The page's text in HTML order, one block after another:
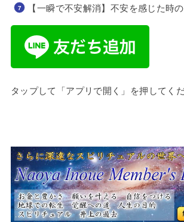
【一瞬で不安解消】不安を感じた時
タップして「アプリで開く」を押してくだ